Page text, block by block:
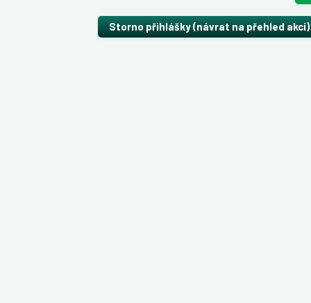
Storno přihlášky (návrat na přehled akci)